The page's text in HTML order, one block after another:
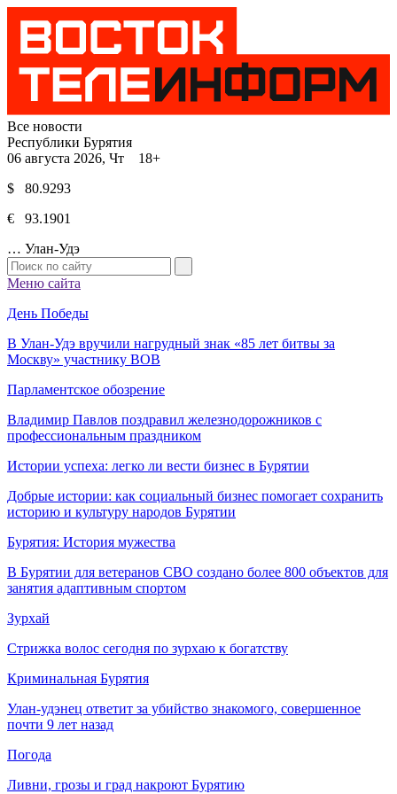
Все новости
Республики Бурятия
06 августа 2026, Чт 18+
$ 80.9293
€ 93.1901
… Улан-Удэ
Меню сайта
День Победы
В Улан-Удэ вручили нагрудный знак «85 лет битвы за
Москву» участнику ВОВ
Парламентское обозрение
Владимир Павлов поздравил железнодорожников с
профессиональным праздником
Истории успеха: легко ли вести бизнес в Бурятии
Добрые истории: как социальный бизнес помогает сохранить
историю и культуру народов Бурятии
Бурятия: История мужества
В Бурятии для ветеранов СВО создано более 800 объектов для
занятия адаптивным спортом
Зурхай
Стрижка волос сегодня по зурхаю к богатству
Криминальная Бурятия
Улан-удэнец ответит за убийство знакомого, совершенное
почти 9 лет назад
Погода
Ливни, грозы и град накроют Бурятию